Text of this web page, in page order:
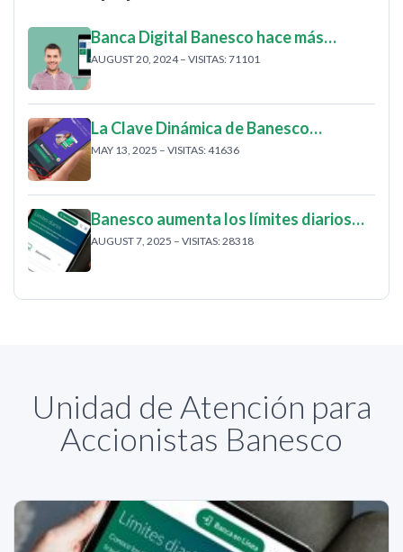
Banca Digital Banesco hace más…
AUGUST 20, 2024 – VISITAS: 71101
La Clave Dinámica de Banesco…
MAY 13, 2025 – VISITAS: 41636
Banesco aumenta los límites diarios…
AUGUST 7, 2025 – VISITAS: 28318
Unidad de Atención para
Accionistas Banesco